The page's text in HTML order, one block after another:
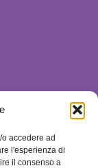
accedere ad
l'esperienza di
il consenso a